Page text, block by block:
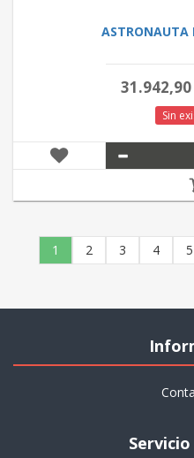
ASTRONAUTA
Sin
1 2 3 4 5